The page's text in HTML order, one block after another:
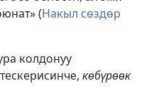
(Накыл сөздөр
колдонуу
көбүрөөк